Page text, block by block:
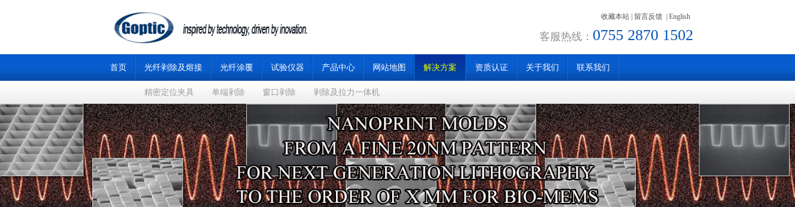
收藏本站 留言反馈 English
客服热线： 0755 2870 1502
首页 光纤剥除及熔接
精密定位夹具 单端剥除 窗口剥除 剥除及拉力一体机
光纤涂覆 试验仪器 产品中心 网站地图 解决方案 资质认证 关于我们 联系我们